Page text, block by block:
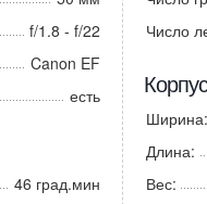
f/1.8 - f/22
Canon EF
есть
46 град.мин
Число
Корпус
Ширина:
Длина:
Вес: